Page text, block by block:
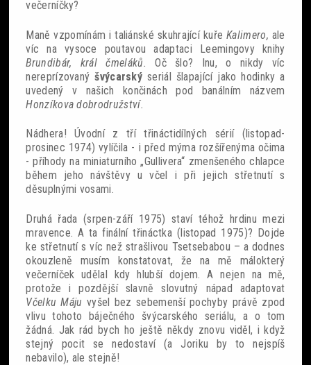
večerníčky?
Maně vzpomínám i taliánské skuhrající kuřeKalimero, ale
víc na vysoce poutavou adaptaci Leemingovy knihy
Brundibár, král čmeláků.Oč šlo? Inu, o nikdy víc
nereprízovanýšvýcarský seriál šlapající jako hodinky a
uvedený v našich končinách pod banálním názvem
Honzíkova dobrodružství.
Nádhera! Úvodní z tří třináctidílných sérií (listopad-
prosinec 1974) vylíčila - i před mýma rozšířenýma očima
- příhody na miniaturního „Gullivera“ zmenšeného chlapce
během jeho návštěvy u včel i při jejich střetnutí s
děsuplnými vosami.
Druhá řada (srpen-září 1975) staví téhož hrdinu mezi
mravence. A ta finální třináctka (listopad 1975)? Dojde
ke střetnutí s víc než strašlivou Tsetsebabou – a dodnes
okouzleně musím konstatovat, že na mě málokterý
večerníček udělal kdy hlubší dojem. A nejen na mě,
protože i pozdější slavně slovutný nápad adaptovat
Včelku Máju vyšel bez sebemenší pochyby právě zpod
vlivu tohoto báječného švýcarského seriálu, a o tom
žádná. Jak rád bych ho ještě někdy znovu viděl, i když
stejný pocit se nedostaví (a Joriku by to nejspíš
nebavilo), ale stejně!